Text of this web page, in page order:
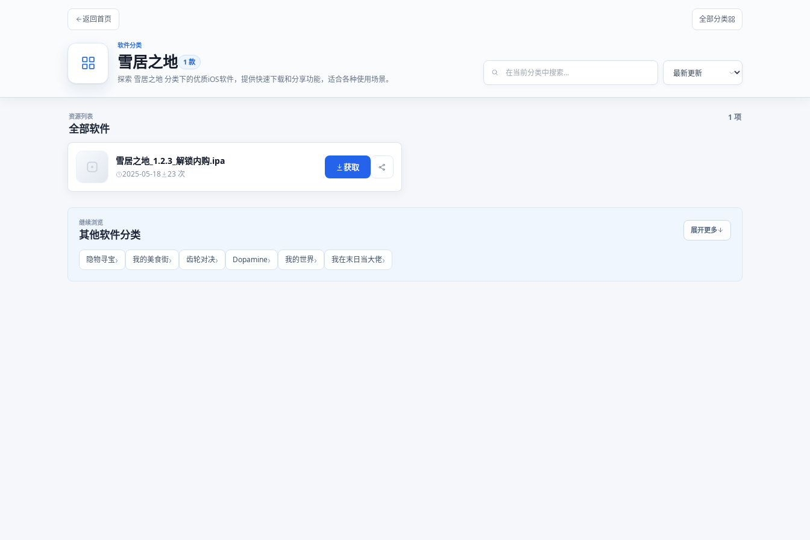
返回首页 全部分类
软件分类
雪居之地 1 款
探索 雪居之地 分类下的优质iOS软件，提供快速下载和分享功能，适合各种使用场景。
资源列表
全部软件
1 项
雪居之地_1.2.3_解锁内购.ipa
2025-05-18 23 次
获取
继续浏览
其他软件分类 展开更多
隐物寻宝 我的美食街 齿轮对决 Dopamine 我的世界 我在末日当大佬